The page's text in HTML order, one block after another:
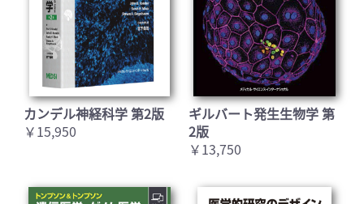
カンデル神経科学 第2版
￥15,950
ギルバート発生生物学 第
2版
￥13,750